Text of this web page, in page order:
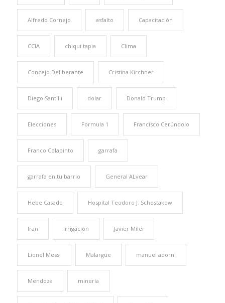
Alfredo Cornejo asfalto Capacitación
CCIA chiqui tapia Clima
Concejo Deliberante Cristina Kirchner
Diego Santilli dolar Donald Trump
Elecciones Formula 1 Francisco Cerúndolo
Franco Colapinto garrafa
garrafa en tu barrio General ALvear
Hebe Casado Hospital Teodoro J. Schestakow
Iran Irrigación Javier Milei
Lionel Messi Malargüe manuel adorni
Mendoza minería